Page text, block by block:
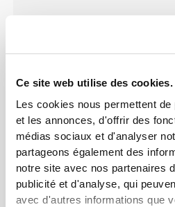
Ce site web utilise des cookies.
Les cookies nous permettent
et les annonces, d'offrir des
médias sociaux et d'analyser
partageons également des
notre site avec nos partenaires
publicité et d'analyse, qui
avec d'autres informations que
CONÇU
Construction extensible
développée en laboratoire,
aux accélérations
de